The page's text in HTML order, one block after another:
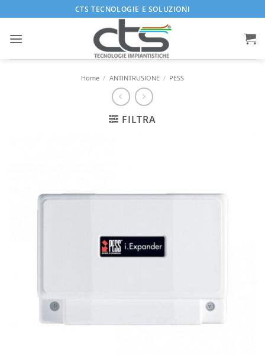
ai
contenuti
CTS TECNOLOGIE E SOLUZIONI
Home / ANTINTRUSIONE / PESS
FILTRA